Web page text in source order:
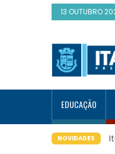
13 OUTUBRO
EDUCAÇÃO
NOVIDADES
Itapevi